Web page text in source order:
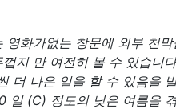
영화가없는 창문에 외부 천
지 만 여전히 볼 수 있습니
더 나은 일을 할 수 있음을
일 (C) 정도의 낮은 여름을